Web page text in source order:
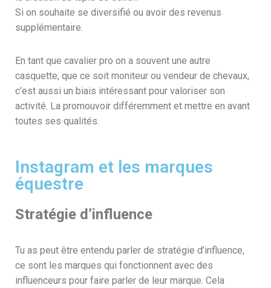
Si on souhaite se diversifié ou avoir des revenus
supplémentaire.
En tant que cavalier pro on a souvent une autre
casquette, que ce soit moniteur ou vendeur de chevaux,
c’est aussi un biais intéressant pour valoriser son
activité. La promouvoir différemment et mettre en avant
toutes ses qualités.
Instagram et les marques
équestre
Stratégie d’influence
Tu as peut être entendu parler de stratégie d’influence,
ce sont les marques qui fonctionnent avec des
influenceurs pour faire parler de leur marque. Cela